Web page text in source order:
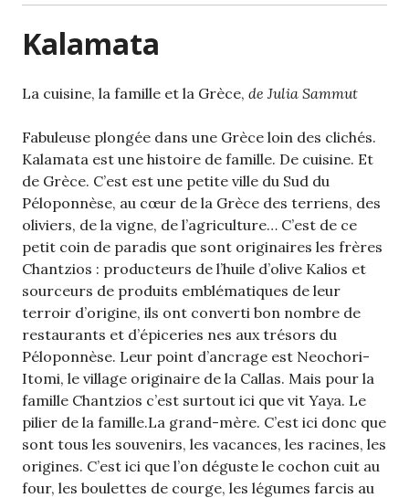
Kalamata
La cuisine, la famille et la Grèce, de Julia Sammut
Fabuleuse plongée dans une Grèce loin des clichés.
Kalamata est une histoire de famille. De cuisine. Et
de Grèce. C’est est une petite ville du Sud du
Péloponnèse, au cœur de la Grèce des terriens, des
oliviers, de la vigne, de l’agriculture… C’est de ce
petit coin de paradis que sont originaires les frères
Chantzios : producteurs de l’huile d’olive Kalios et
sourceurs de produits emblématiques de leur
terroir d’origine, ils ont converti bon nombre de
restaurants et d’épiceries nes aux trésors du
Péloponnèse. Leur point d’ancrage est Neochori-
Itomi, le village originaire de la Callas. Mais pour la
famille Chantzios c’est surtout ici que vit Yaya. Le
pilier de la famille.La grand-mère. C’est ici donc que
sont tous les souvenirs, les vacances, les racines, les
origines. C’est ici que l’on déguste le cochon cuit au
four, les boulettes de courge, les légumes farcis au